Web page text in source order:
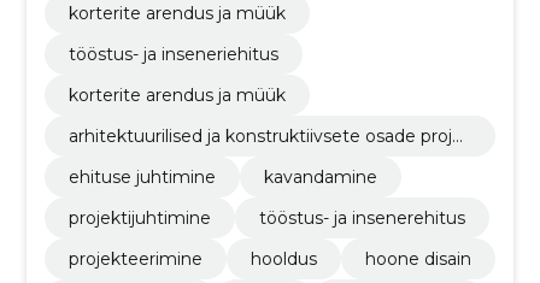
korterite arendus ja müük
tööstus- ja inseneriehitus
korterite arendus ja müük
arhitektuurilised ja konstruktiivsete osade proje
ehituse juhtimine
kavandamine
projektijuhtimine
tööstus- ja insenerehitus
projekteerimine
hooldus
hoone disain